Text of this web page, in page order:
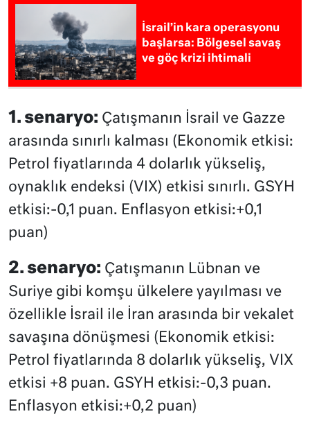
İsrail’in kara operasyonu
başlarsa: Bölgesel savaş
ve göç krizi ihtimali
1. senaryo: Çatışmanın İsrail ve Gazze
arasında sınırlı kalması (Ekonomik etkisi:
Petrol fiyatlarında 4 dolarlık yükseliş,
oynaklık endeksi (VIX) etkisi sınırlı. GSYH
etkisi:-0,1 puan. Enflasyon etkisi:+0,1
puan)
2. senaryo: Çatışmanın Lübnan ve
Suriye gibi komşu ülkelere yayılması ve
özellikle İsrail ile İran arasında bir vekalet
savaşına dönüşmesi (Ekonomik etkisi:
Petrol fiyatlarında 8 dolarlık yükseliş, VIX
etkisi +8 puan. GSYH etkisi:-0,3 puan.
Enflasyon etkisi:+0,2 puan)